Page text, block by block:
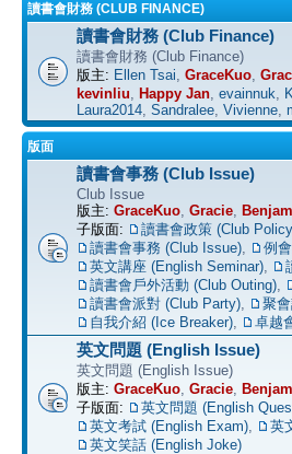
讀書會財務 (CLUB FINANCE)
讀書會財務 (Club Finance)
讀書會財務 (Club Finance)
版主: Ellen Tsai GraceKuo
kevinliu Happy Jan evainnuk
Laura2014 Sandralee Vivienne
版面
讀書會事務 (Club Issue)
Club Issue
版主: GraceKuo Gracie
子版面:
讀書會政策 (Club
讀書會事務 (Club Issue)
例
英文講座 (English Seminar)
讀書會戶外活動 (Club Outing)
讀書會派對 (Club Party)
聚
自我介紹 (Ice Breaker)
卓越
英文問題 (English Issue)
英文問題 (English Issue)
版主: GraceKuo Gracie
子版面:
英文問題 (English
英文考試 (English Exam)
英
英文笑話 (English Joke)